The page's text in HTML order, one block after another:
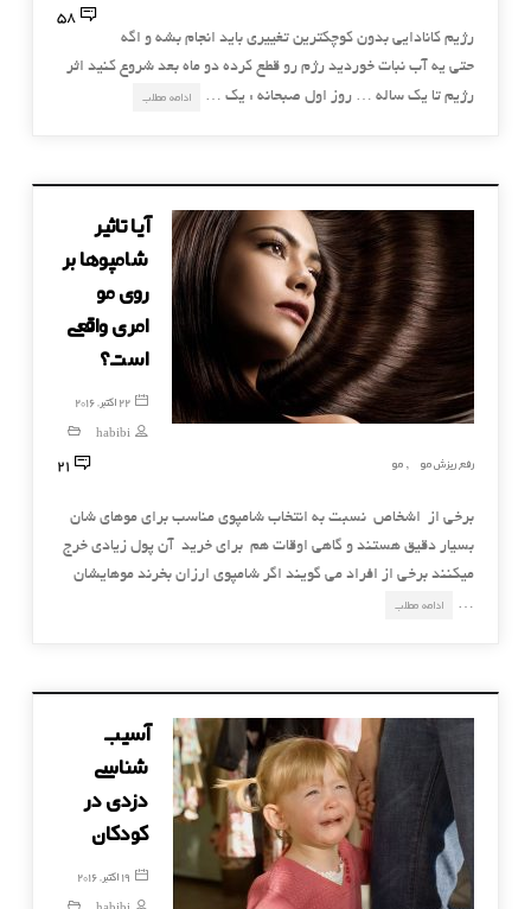
58
رژیم کانادایی بدون کوچکترین تغییری باید انجام بشه و اگه
حتی یه آب نبات خوردید رژم رو قطع کرده دو ماه بعد شروع کنید اثر
رژیم تا یک ساله … روز اول صبحانه : یک …
ادامه مطلب
آیا تاثیر
شامپوها بر
روی مو
امری واقعی
است؟
22 اکتبر, 2016
habibi
رفع ریزش مو
, مو 21
برخی از اشخاص نسبت به انتخاب شامپوی مناسب برای موهای شان
بسیار دقیق هستند و گاهی اوقات هم برای خرید آن پول زیادی خرج
میکنند برخی از افراد می گویند اگر شامپوی ارزان بخرند موهایشان
…
ادامه مطلب
آسیب
شناسی
دزدی در
کودکان
19 اکتبر, 2016